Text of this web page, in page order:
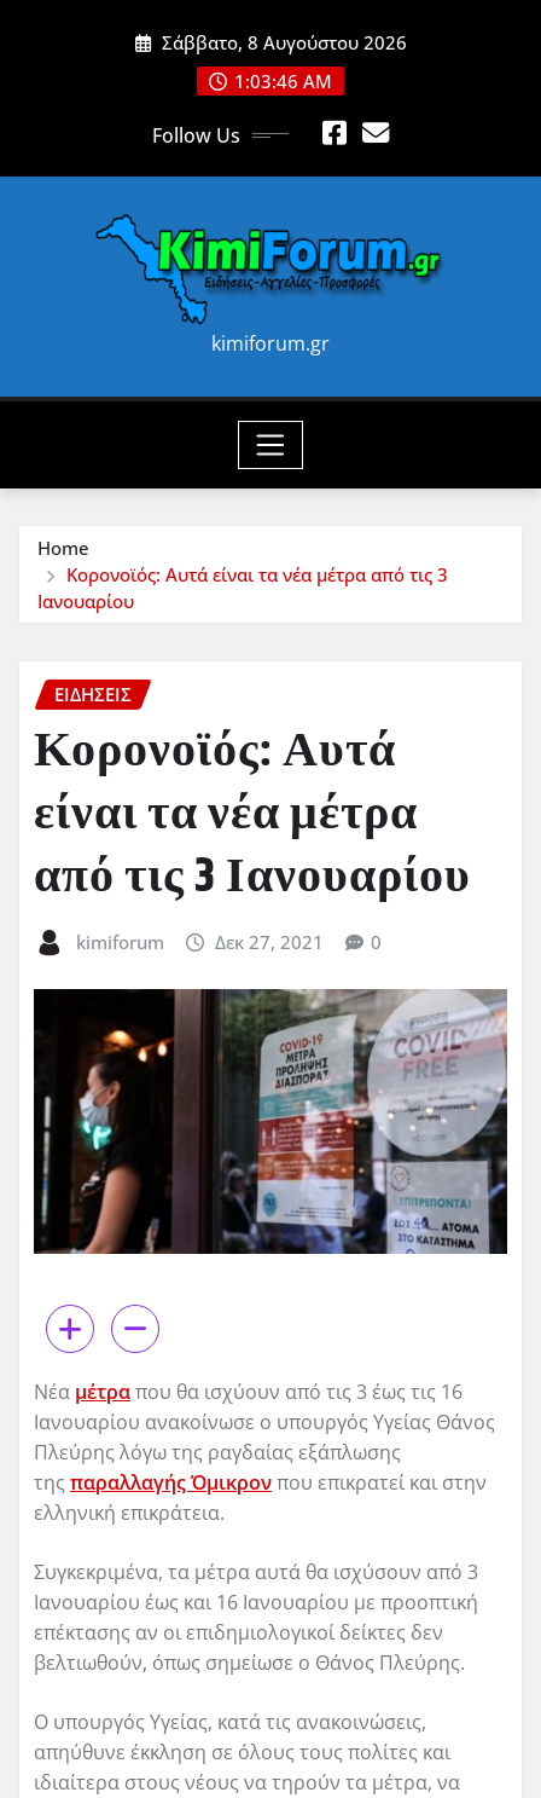
Σάββατο, 8 Αυγούστου 2026
1:03:48 AM
Follow Us
kimiforum.gr
Home
Κορονοϊός: Αυτά είναι τα νέα μέτρα από τις 3
Ιανουαρίου
ΕΙΔΗΣΕΙΣ
Κορονοϊός: Αυτά
είναι τα νέα μέτρα
από τις 3 Ιανουαρίου
kimiforum Δεκ 27, 2021 0
Νέα μέτραπου θα ισχύουν από τις 3 έως τις 16
Ιανουαρίου ανακοίνωσε ο υπουργός Υγείας Θάνος
Πλεύρης λόγω της ραγδαίας εξάπλωσης
της παραλλαγής Όμικρονπου επικρατεί και στην
ελληνική επικράτεια.
Συγκεκριμένα, τα μέτρα αυτά θα ισχύσουν από 3
Ιανουαρίου έως και 16 Ιανουαρίου με προοπτική
επέκτασης αν οι επιδημιολογικοί δείκτες δεν
βελτιωθούν, όπως σημείωσε ο Θάνος Πλεύρης.
Ο υπουργός Υγείας, κατά τις ανακοινώσεις,
απηύθυνε έκκληση σε όλους τους πολίτες και
ιδιαίτερα στους νέους να τηρούν τα μέτρα, να